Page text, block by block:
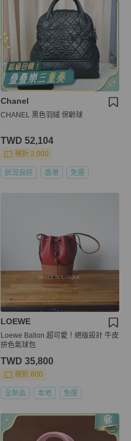
Chanel
CHANEL 黑色羽絨 保齡球
TWD 52,104
現折 2,000
狀況良好 香港 免運
LOEWE
Loewe Ballon 超可愛！絕版設計 牛皮
拚色氣球包
TWD 35,800
現折 800
全新品 本地 免運